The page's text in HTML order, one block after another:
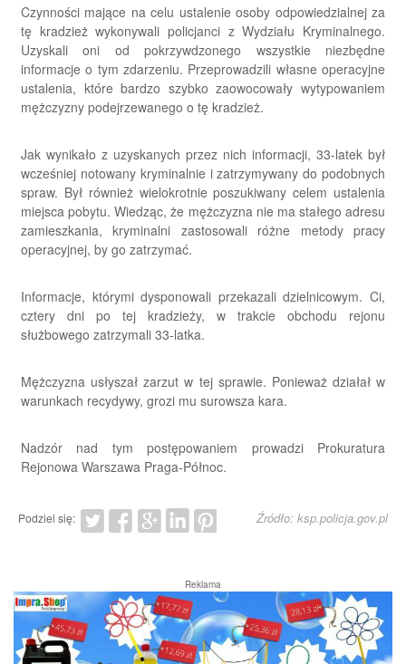
Czynności mające na celu ustalenie osoby odpowiedzialnej za
tę kradzież wykonywali policjanci z Wydziału Kryminalnego.
Uzyskali oni od pokrzywdzonego wszystkie niezbędne
informacje o tym zdarzeniu. Przeprowadzili własne operacyjne
ustalenia, które bardzo szybko zaowocowały wytypowaniem
mężczyzny podejrzewanego o tę kradzież.
Jak wynikało z uzyskanych przez nich informacji, 33-latek był
wcześniej notowany kryminalnie i zatrzymywany do podobnych
spraw. Był również wielokrotnie poszukiwany celem ustalenia
miejsca pobytu. Wiedząc, że mężczyzna nie ma stałego adresu
zamieszkania, kryminalni zastosowali różne metody pracy
operacyjnej, by go zatrzymać.
Informacje, którymi dysponowali przekazali dzielnicowym. Ci,
cztery dni po tej kradzieży, w trakcie obchodu rejonu
służbowego zatrzymali 33-latka.
Mężczyzna usłyszał zarzut w tej sprawie. Ponieważ działał w
warunkach recydywy, grozi mu surowsza kara.
Nadzór nad tym postępowaniem prowadzi Prokuratura
Rejonowa Warszawa Praga-Północ.
Podziel się: Źródło: ksp.policja.gov.pl
Reklama